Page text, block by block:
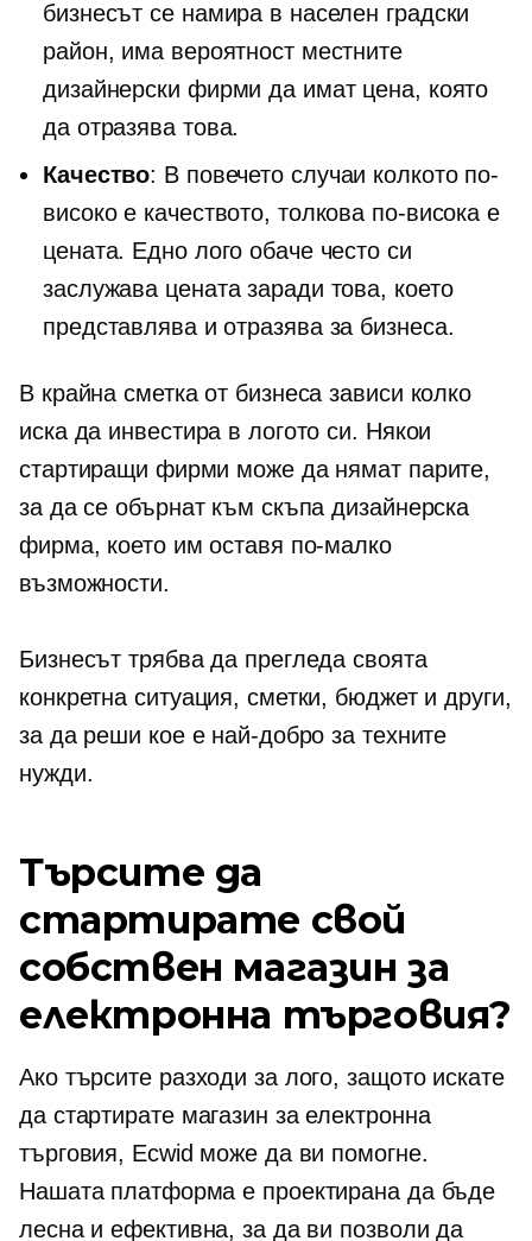
бизнесът се намира в населен градски
район, има вероятност местните
дизайнерски фирми да имат цена, която
да отразява това.
Качество: В повечето случаи колкото по-
високо е качеството, толкова по-висока е
цената. Едно лого обаче често си
заслужава цената заради това, което
представлява и отразява за бизнеса.
В крайна сметка от бизнеса зависи колко
иска да инвестира в логото си. Някои
стартиращи фирми може да нямат парите,
за да се обърнат към скъпа дизайнерска
фирма, което им оставя по-малко
възможности.
Бизнесът трябва да прегледа своята
конкретна ситуация, сметки, бюджет и други,
за да реши кое е най-добро за техните
нужди.
Търсите да
стартирате свой
собствен магазин за
електронна търговия?
Ако търсите разходи за лого, защото искате
да стартирате магазин за електронна
търговия, Ecwid може да ви помогне.
Нашата платформа е проектирана да бъде
лесна и ефективна, за да ви позволи да